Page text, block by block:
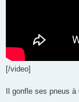
[/video]
Il gonfle ses pneus à